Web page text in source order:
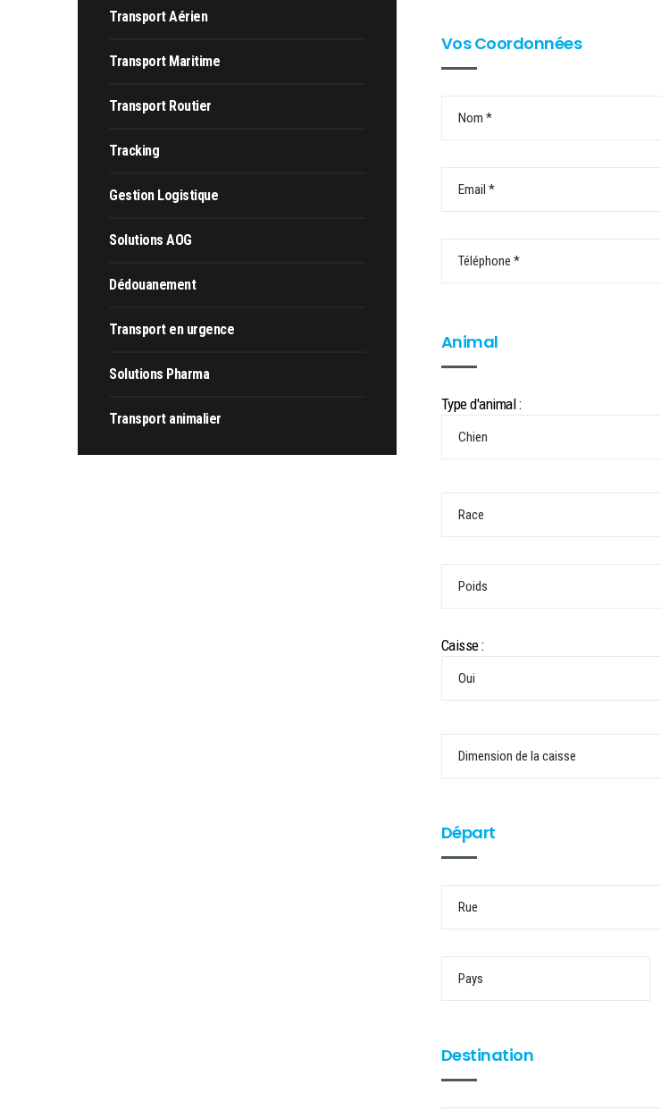
Vos Coordonnées
Animal
Type d'animal :
Caisse :
Départ
Destination
Transport Aérien
Transport Maritime
Transport Routier
Tracking
Gestion Logistique
Solutions AOG
Dédouanement
Transport en urgence
Solutions Pharma
Transport animalier